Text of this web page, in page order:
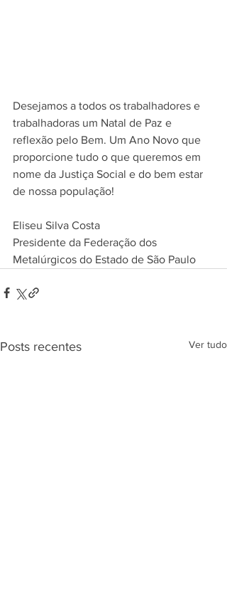
Desejamos a todos os trabalhadores e
trabalhadoras um Natal de Paz e
reflexão pelo Bem. Um Ano Novo que
proporcione tudo o que queremos em
nome da Justiça Social e do bem estar
de nossa população!
Eliseu Silva Costa
Presidente da Federação dos
Metalúrgicos do Estado de São Paulo
Posts recentes Ver tudo